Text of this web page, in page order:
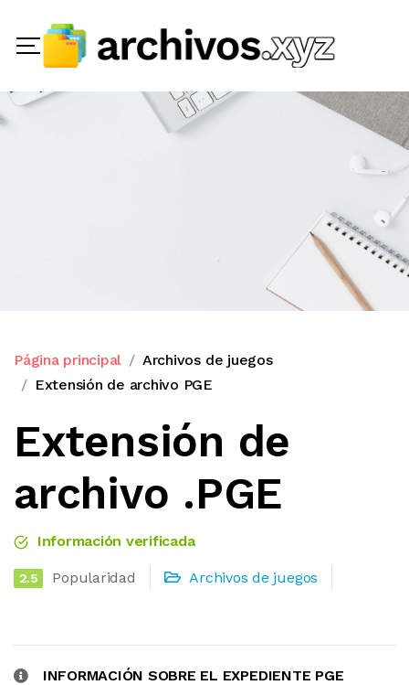
Página principal
Archivos de juegos
Extensión de archivo PGE
Extensión de
archivo .PGE
Información verificada
2.5 Popularidad Archivos de juegos
INFORMACIÓN SOBRE EL EXPEDIENTE PGE